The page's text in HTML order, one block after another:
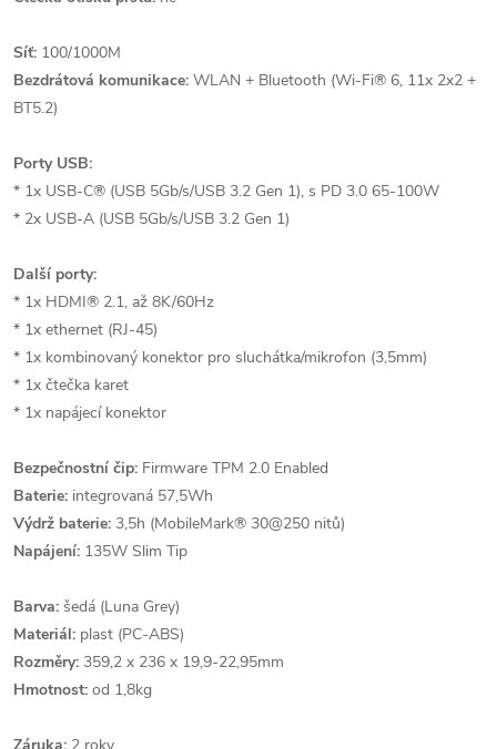
Síť: 100/1000M
Bezdrátová komunikace: WLAN + Bluetooth (Wi-Fi® 6, 11x 2x2 +
BT5.2)
Porty USB:
* 1x USB-C® (USB 5Gb/s/USB 3.2 Gen 1), s PD 3.0 65-100W
* 2x USB-A (USB 5Gb/s/USB 3.2 Gen 1)
Další porty:
* 1x HDMI® 2.1, až 8K/60Hz
* 1x ethernet (RJ-45)
* 1x kombinovaný konektor pro sluchátka/mikrofon (3,5mm)
* 1x čtečka karet
* 1x napájecí konektor
Bezpečnostní čip: Firmware TPM 2.0 Enabled
Baterie: integrovaná 57,5Wh
Výdrž baterie: 3,5h (MobileMark® 30@250 nitů)
Napájení: 135W Slim Tip
Barva: šedá (Luna Grey)
Materiál: plast (PC-ABS)
Rozměry: 359,2 x 236 x 19,9-22,95mm
Hmotnost: od 1,8kg